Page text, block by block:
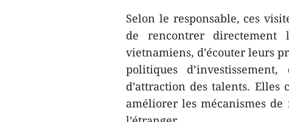
Selon le responsable, ces
de rencontrer directement
vietnamiens, d’écouter leurs
politiques
d’attraction des talents.
améliorer les mécanismes